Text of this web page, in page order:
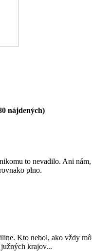
nájdených)
to nevadilo. Ani
plno.
Kto nebol, ako vždy
krajov...